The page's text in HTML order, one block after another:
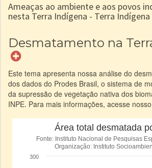
Ameaças ao ambiente e aos povos
nesta Terra Indígena - Terra
Desmatamento na
Este tema apresenta nossa análise do
dos dados do Prodes Brasil, o sistema de
da supressão de vegetação nativa dos
INPE. Para mais informações, acesse